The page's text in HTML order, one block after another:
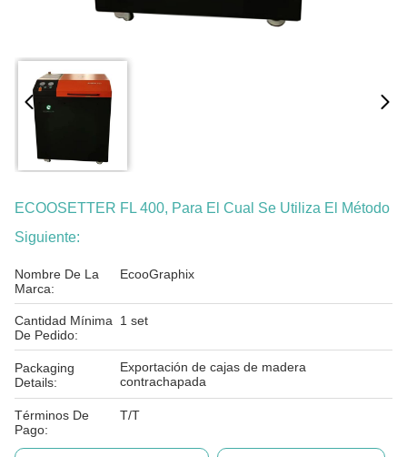
ECOOSETTER FL 400, Para El Cual Se Utiliza El Método
Siguiente:
Nombre De La
Marca:
EcooGraphix
Cantidad Mínima
De Pedido:
1 set
Packaging
Details:
Exportación de cajas de madera
contrachapada
Términos De
Pago:
T/T